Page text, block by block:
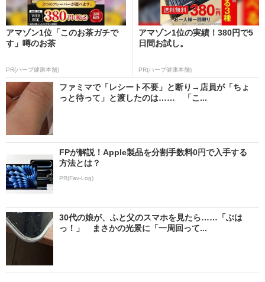
アマゾン1位「このお茶ガチで
す」噂のお茶
PR(ハーブ健康本舗)
アマゾン1位の実績！380円で5
日間お試し。
PR(ハーブ健康本舗)
ファミマで「レシート不要」と断り→店員が「ちょ
っと待って」と渡したのは…… 「こ...
FPが解説！Apple製品を分割手数料0円で入手する
方法とは？
PR(Fav-Log)
30代の娘が、ふと父のスマホを見たら……「ぶは
っ！」 まさかの光景に「一周回って...